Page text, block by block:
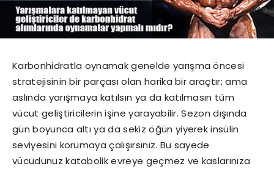
Karbonhidratla oynamak genelde yarışma öncesi
stratejisinin bir parçası olan harika bir araçtır; ama
aslında yarışmaya katılsın ya da katılmasın tüm
vücut geliştiricilerin işine yarayabilir. Sezon dışında
gün boyunca altı ya da sekiz öğün yiyerek insülin
seviyesini korumaya çalışırsınız. Bu sayede
vücudunuz katabolik evreye geçmez ve kaslarınıza